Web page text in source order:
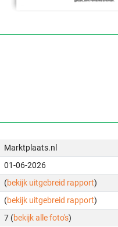
Marktplaats.nl
01-06-2026
(bekijk uitgebreid rapport)
(bekijk uitgebreid rapport)
7 (bekijk alle foto's)